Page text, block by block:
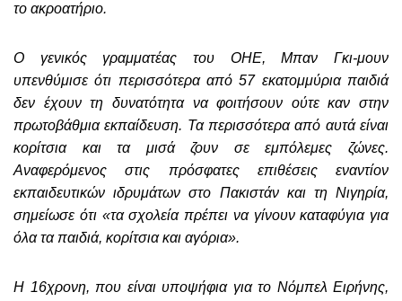
το ακροατήριο.
Ο γενικός γραμματέας του ΟΗΕ, Μπαν Γκι-μουν
υπενθύμισε ότι περισσότερα από 57 εκατομμύρια παιδιά
δεν έχουν τη δυνατότητα να φοιτήσουν ούτε καν στην
πρωτοβάθμια εκπαίδευση. Τα περισσότερα από αυτά είναι
κορίτσια και τα μισά ζουν σε εμπόλεμες ζώνες.
Αναφερόμενος στις πρόσφατες επιθέσεις εναντίον
εκπαιδευτικών ιδρυμάτων στο Πακιστάν και τη Νιγηρία,
σημείωσε ότι «τα σχολεία πρέπει να γίνουν καταφύγια για
όλα τα παιδιά, κορίτσια και αγόρια».
Η 16χρονη, που είναι υποψήφια για το Νόμπελ Ειρήνης,